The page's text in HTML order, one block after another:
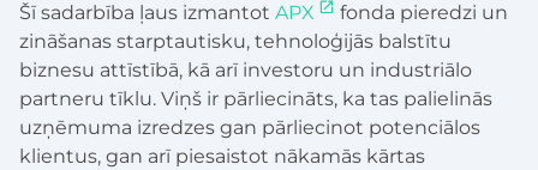
Šī sadarbība ļaus izmantot APX
fonda pieredzi un
zināšanas starptautisku, tehnoloģijās balstītu
biznesu attīstībā, kā arī investoru un industriālo
partneru tīklu. Viņš ir pārliecināts, ka tas palielinās
uzņēmuma izredzes gan pārliecinot potenciālos
klientus, gan arī piesaistot nākamās kārtas